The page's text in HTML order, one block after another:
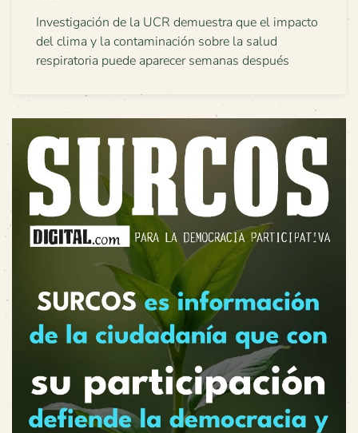
Investigación de la UCR demuestra que el impacto
del clima y la contaminación sobre la salud
respiratoria puede aparecer semanas después